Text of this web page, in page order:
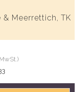
Meerrettich, TK